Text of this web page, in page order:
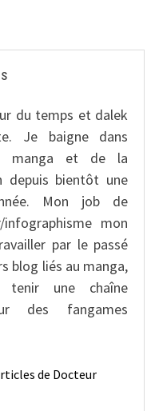
du temps et dalek
Je baigne dans
manga et de la
depuis bientôt une
Mon job de
infographisme mon
par le passé
blog liés au manga,
tenir une chaîne
des fangames
de Docteur